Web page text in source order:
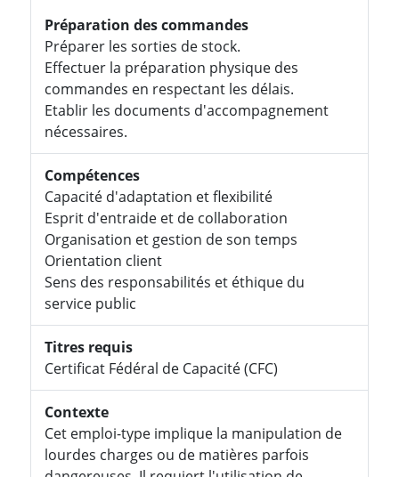
Préparation des commandes
Préparer les sorties de stock.
Effectuer la préparation physique des
commandes en respectant les délais.
Etablir les documents d'accompagnement
nécessaires.
Compétences
Capacité d'adaptation et flexibilité
Esprit d'entraide et de collaboration
Organisation et gestion de son temps
Orientation client
Sens des responsabilités et éthique du
service public
Titres requis
Certificat Fédéral de Capacité (CFC)
Contexte
Cet emploi-type implique la manipulation de
lourdes charges ou de matières parfois